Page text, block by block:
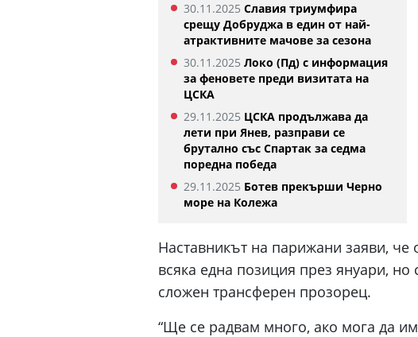
30.11.2025 Славия триумфира
срещу Добруджа в един от най-
атрактивните мачове за сезона
30.11.2025 Локо (Пд) с информация
за феновете преди визитата на
ЦСКА
29.11.2025 ЦСКА продължава да
лети при Янев, разправи се
брутално със Спартак за седма
поредна победа
29.11.2025 Ботев прекърши Черно
море на Колежа
Наставникът на парижани заяви,
всяка една позиция през януари,
сложен трансферен прозорец.
“Ще се радвам много, ако мога да
Изабелла Шиникова започна с
убедителна победа в Оренсе
05.08.2026